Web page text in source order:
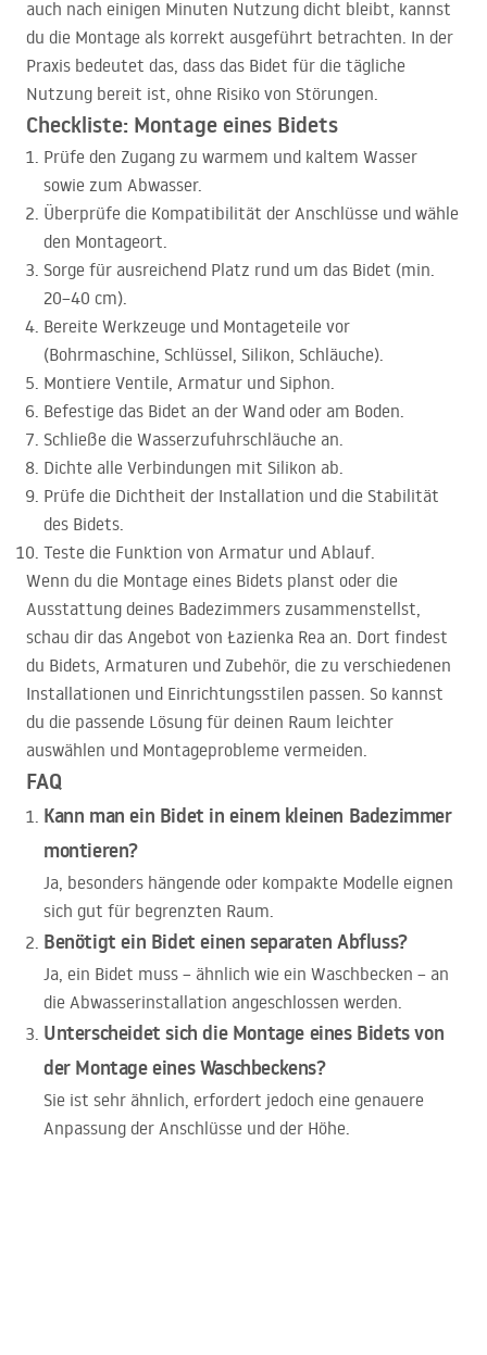
auch nach einigen Minuten Nutzung dicht bleibt, kannst
du die Montage als korrekt ausgeführt betrachten. In der
Praxis bedeutet das, dass das Bidet für die tägliche
Nutzung bereit ist, ohne Risiko von Störungen.
Checkliste: Montage eines Bidets
Prüfe den Zugang zu warmem und kaltem Wasser
sowie zum Abwasser.
Überprüfe die Kompatibilität der Anschlüsse und wähle
den Montageort.
Sorge für ausreichend Platz rund um das Bidet (min.
20–40 cm).
Bereite Werkzeuge und Montageteile vor
(Bohrmaschine, Schlüssel, Silikon, Schläuche).
Montiere Ventile, Armatur und Siphon.
Befestige das Bidet an der Wand oder am Boden.
Schließe die Wasserzufuhrschläuche an.
Dichte alle Verbindungen mit Silikon ab.
Prüfe die Dichtheit der Installation und die Stabilität
des Bidets.
Teste die Funktion von Armatur und Ablauf.
Wenn du die Montage eines Bidets planst oder die
Ausstattung deines Badezimmers zusammenstellst,
schau dir das Angebot von Łazienka Rea an. Dort findest
du Bidets, Armaturen und Zubehör, die zu verschiedenen
Installationen und Einrichtungsstilen passen. So kannst
du die passende Lösung für deinen Raum leichter
auswählen und Montageprobleme vermeiden.
FAQ
Kann man ein Bidet in einem kleinen Badezimmer
montieren?
Ja, besonders hängende oder kompakte Modelle eignen
sich gut für begrenzten Raum.
Benötigt ein Bidet einen separaten Abfluss?
Ja, ein Bidet muss – ähnlich wie ein Waschbecken – an
die Abwasserinstallation angeschlossen werden.
Unterscheidet sich die Montage eines Bidets von
der Montage eines Waschbeckens?
Sie ist sehr ähnlich, erfordert jedoch eine genauere
Anpassung der Anschlüsse und der Höhe.